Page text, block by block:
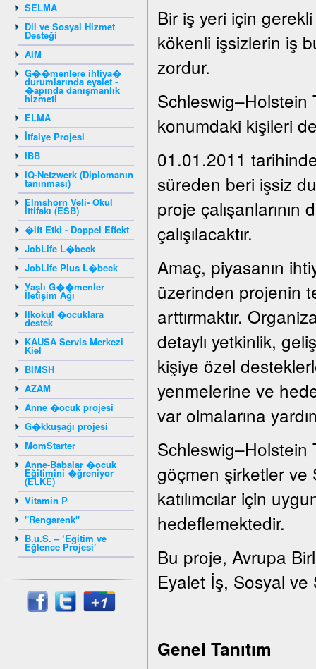
SELMA
Dil ve Sosyal Hizmet
Desteği
AIM
G��menlere ihtiya�
durumlarında eyalet -
�apında danışmanlık
hizmeti
ELMA
İtfaiye Projesi
IBB
IQ-Netzwerk (Diplomanın
tanınması)
Elmshorn Veli- Okul
İttifakı (ESB)
�ift Etki - Doppel Effekt
JobLife L�beck
JobLife Plus L�beck
Yaşlı G��menler
İletişim Ağı
Ilkokul �ocuklara
destek
KAUSA Servis Merkezi
Kiel
BIMSH
AZAM
Anne �ocuk projesi
G�kkuşağı projesi
MomStarter
Anne-Babalar �ocuk
Eğitimini �ğreniyor
(ELKE)
Vitamin P
"Rengarenk"
B.u.S. – ‘Eğitim ve
Eğlence Projesi’
Bir iş yeri için
kökenli işsizlerin iş
zordur.
Schleswig–Holstein
konumdaki kişileri
01.01.2011
süreden beri işsiz
proje çalışanlarının
çalışılacaktır.
Amaç, piyasanın
üzerinden projenin
arttırmaktır.
detaylı yetkinlik,
kişiye özel
yenmelerine ve
var olmalarına
Schleswig–Holstein
göçmen şirketler ve
katılımcılar için
hedeflemektedir.
Bu proje, Avrupa
Eyalet İş, Sosyal ve
Genel Tanıtım